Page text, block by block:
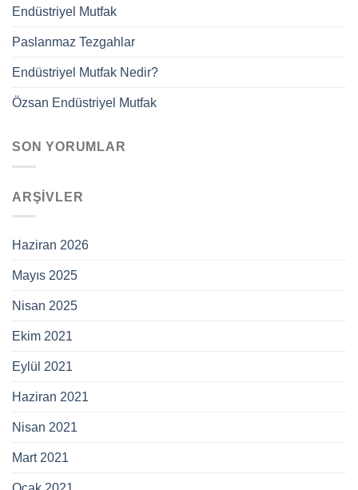
Endüstriyel Mutfak
Paslanmaz Tezgahlar
Endüstriyel Mutfak Nedir?
Özsan Endüstriyel Mutfak
SON YORUMLAR
ARŞIVLER
Haziran 2026
Mayıs 2025
Nisan 2025
Ekim 2021
Eylül 2021
Haziran 2021
Nisan 2021
Mart 2021